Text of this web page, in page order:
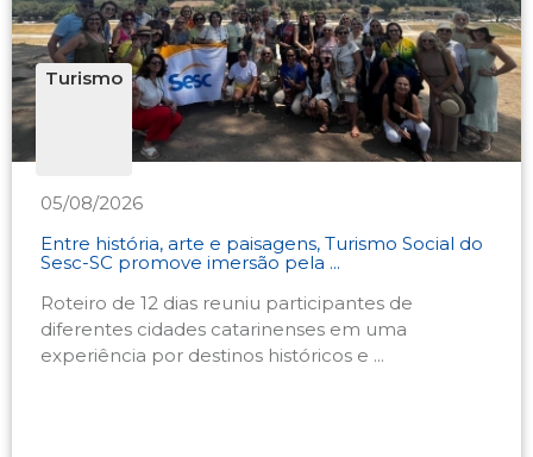
Turismo
05/08/2026
Entre história, arte e paisagens, Turismo Social do
Sesc-SC promove imersão pela ...
Roteiro de 12 dias reuniu participantes de
diferentes cidades catarinenses em uma
experiência por destinos históricos e ...